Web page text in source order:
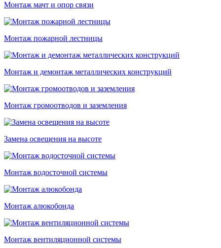
Монтаж мачт и опор связи
Монтаж пожарной лестницы
Монтаж и демонтаж металлических конструкций
Монтаж громоотводов и заземления
Замена освещения на высоте
Монтаж водосточной системы
Монтаж алюкобонда
Монтаж вентиляционной системы